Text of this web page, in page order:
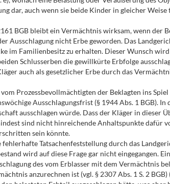
dar, auch wenn sie beide Kinder in gleicher
BGB bleibt ein Vermächtnis wirksam, wenn der
Ausschlagung nicht Erbe geworden. Das
im Familienbesitz zu erhalten. Dieser Wunsch
Schlusserben die gewillkürte Erbfolge
auch als gesetzlicher Erbe durch das
Prozessbevollmächtigten der Beklagten ins
Ausschlagungsfrist (§ 1944 Abs. 1 BGB).
ausschlagen würde. Dass der Kläger in dieser
sind nicht hinreichende Anhaltspunkte dafür
sein könnte.
fehlerhafte Tatsachenfeststellung durch das
wird auf diese Frage gar nicht eingegangen.
des vom Erblasser mit dem Vermächtnis
anzurechnen ist (vgl. § 2307 Abs. 1 S. 2